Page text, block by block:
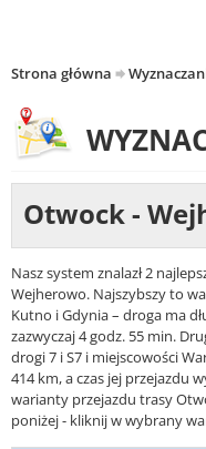
Strona główna
Otwock -
Nasz system znalazł 2
Wejherowo. Najszybszy to
Kutno i Gdynia – droga ma
zazwyczaj 4 godz. 55 min.
drogi 7 i S7 i miejscowości
414 km, a czas jej przejazdu
warianty przejazdu trasy
poniżej - kliknij w wybrany